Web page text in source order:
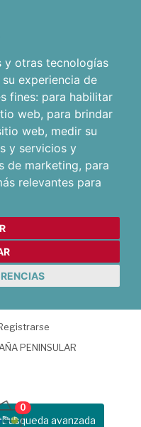
y otras tecnologías
experiencia de
fines: para habilitar
web, para brindar
web, medir su
y servicios y
de marketing, para
relevantes para
PENINSULAR
Busqueda avanzada
0